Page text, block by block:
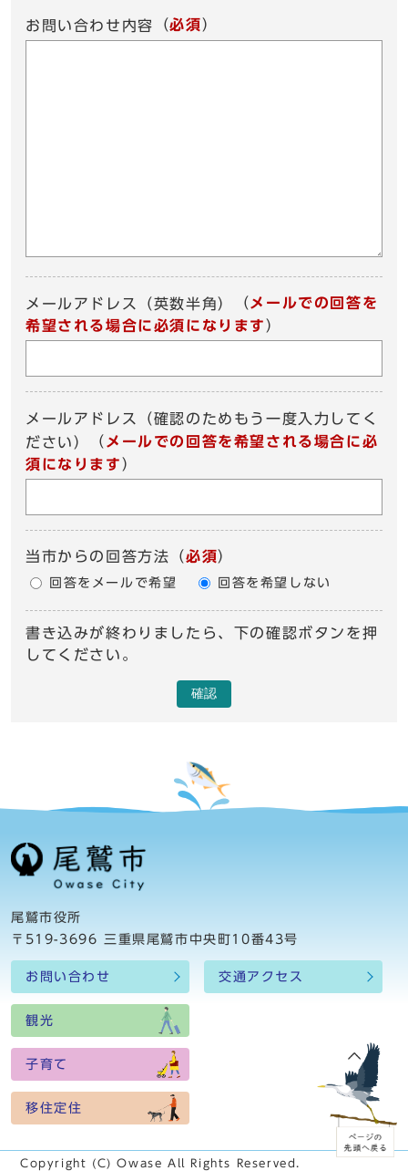
お問い合わせ内容 （必須）
メールアドレス（英数半角） （ メールでの回答を
希望される場合に必須になります ）
メールアドレス（確認のためもう一度入力してく
ださい）
（ メールでの回答を希望される場合に必
須になります ）
当市からの回答方法 （必須）
回答をメールで希望 回答を希望しない
書き込みが終わりましたら、下の確認ボタンを押
してください。
確認
尾鷲市役所
〒519-3696 三重県尾鷲市中央町10番43号
お問い合わせ 交通アクセス
観光
子育て
移住定住
Copyright (C) Owase All Rights Reserved.